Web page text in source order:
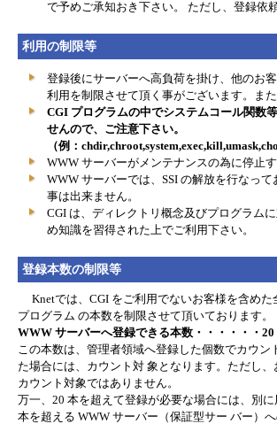
で予めご承知おき下さい。 ただし、登録依
利用の制限等
登録後にサーバーへ高負荷を掛け、他のお
利用を制限させて頂く事がございます。ま
CGI プログラムの中でシステムコール関数
せんので、ご注意下さい。
（例：
WWW サーバーがメンテナンスの為に停止
WWW サーバーでは、SSI の解放を行なっ
事は出来ません。
CGI は、ディレクトリ概念及びプログラム
め知識を習得された上でご利用下さい。
登録本数の制限等
Knetでは、CGI をご利用でないお客様を含めた
プログラム の本数を制限させて頂いております。
WWW サーバーへ登録できる本数・・・・・・20
この本数は、管理者領域へ登録した個数でカウ
た場合には、カウント対 象となります。ただし
カウント対象ではありません。
万一、20 本を超えて登録が必要な場合には、別
本を超える WWW サーバー（保証型サー バー）